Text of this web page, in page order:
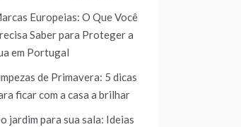
Europeias: O Que Você
Saber para Proteger a
em Portugal
de Primavera: 5 dicas
ficar com a casa a brilhar
jardim para sua sala: Ideias